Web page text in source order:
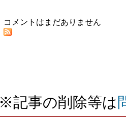
コメントはまだありません
※記事の削除等は